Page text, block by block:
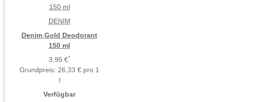
Denim Gold Deodorant
150 ml
3,95 €*
Grundpreis: 26,33 € pro 1
l
Verfügbar
DENIM